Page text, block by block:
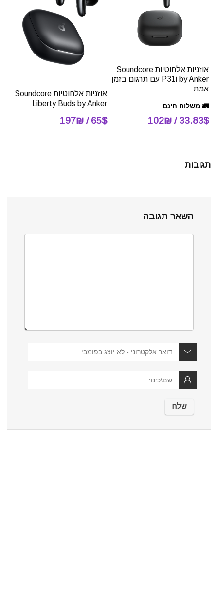
אוזניות אלחוטיות Soundcore
P31i by Anker עם תרגום בזמן
אמת
🚛 משלוח חינם
33.83$ / 102₪
אוזניות אלחוטיות Soundcore
Liberty Buds by Anker
65$ / 197₪
תגובות
השאר תגובה